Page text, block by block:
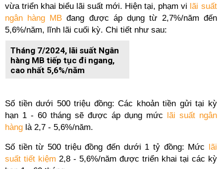
vừa triển khai biểu lãi suất mới. Hiện tại, phạm vi lãi suất
ngân hàng MB đang được áp dụng từ 2,7%/năm đến
5,6%/năm, lĩnh lãi cuối kỳ. Chi tiết như sau:
Tháng 7/2024, lãi suất Ngân
hàng MB tiếp tục đi ngang,
cao nhất 5,6%/năm
Số tiền dưới 500 triệu đồng: Các khoản tiền gửi tại kỳ
hạn 1 - 60 tháng sẽ được áp dụng mức lãi suất ngân
hàng là 2,7 - 5,6%/năm.
Số tiền từ 500 triệu đồng đến dưới 1 tỷ đồng: Mức lãi
suất tiết kiệm 2,8 - 5,6%/năm được triển khai tại các kỳ